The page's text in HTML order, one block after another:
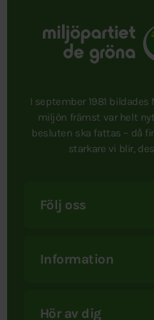
I september 1981
miljön främst var helt
besluten ska fattas – då
starkare vi blir,
Följ oss
Information
Hör av dig